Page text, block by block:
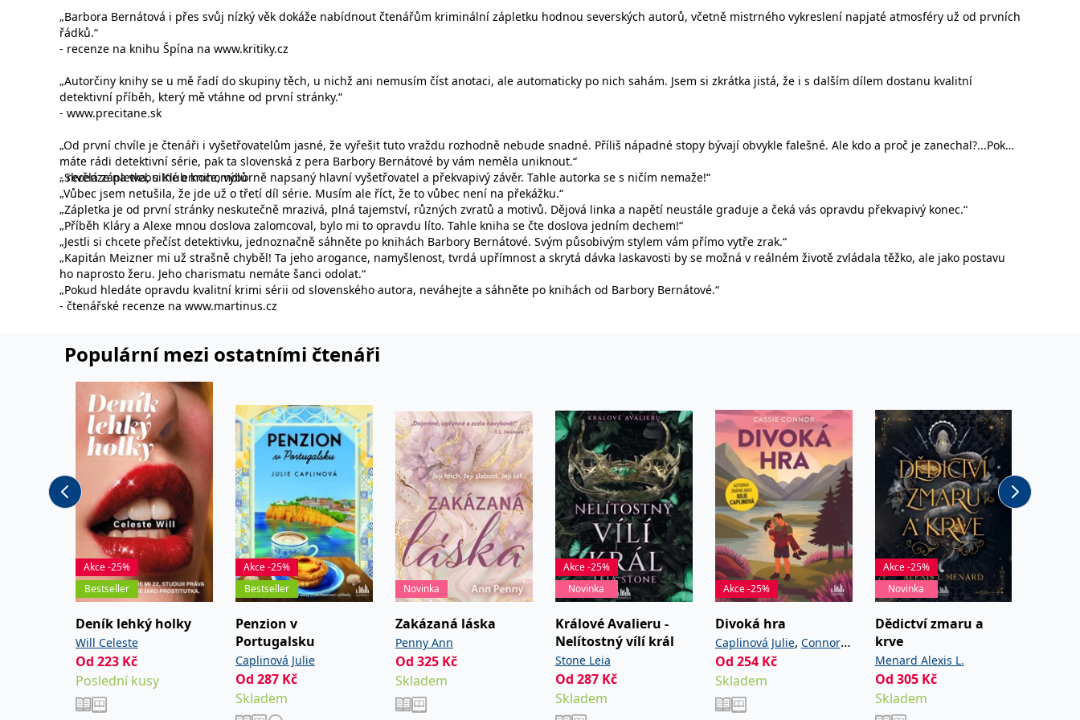
„Barbora Bernátová i přes svůj nízký věk dokáže nabídnout čtenářům kriminální zápletku hodnou severských autorů, včetně mistrného vykreslení napjaté atmosféry už od prvních
řádků.“
- recenze na knihu Špína na www.kritiky.cz
„Autorčiny knihy se u mě řadí do skupiny těch, u nichž ani nemusím číst anotaci, ale automaticky po nich sahám. Jsem si zkrátka jistá, že i s dalším dílem dostanu kvalitní
detektivní příběh, který mě vtáhne od první stránky.“
- www.precitane.sk
„Od první chvíle je čtenáři i vyšetřovatelům jasné, že vyřešit tuto vraždu rozhodně nebude snadné. Příliš nápadné stopy bývají obvykle falešné. Ale kdo a proč je zanechal?...Pokud
máte rádi detektivní série, pak ta slovenská z pera Barbory Bernátové by vám neměla uniknout.“
- recenze na webu Klub knihomolů
„Skvělá zápletka, silné emoce, výborně napsaný hlavní vyšetřovatel a překvapivý závěr. Tahle autorka se s ničím nemaže!“
„Vůbec jsem netušila, že jde už o třetí díl série. Musím ale říct, že to vůbec není na překážku.“
„Zápletka je od první stránky neskutečně mrazivá, plná tajemství, různých zvratů a motivů. Dějová linka a napětí neustále graduje a čeká vás opravdu překvapivý konec.“
„Příběh Kláry a Alexe mnou doslova zalomcoval, bylo mi to opravdu líto. Tahle kniha se čte doslova jedním dechem!“
„Jestli si chcete přečíst detektivku, jednoznačně sáhněte po knihách Barbory Bernátové. Svým působivým stylem vám přímo vytře zrak.“
„Kapitán Meizner mi už strašně chyběl! Ta jeho arogance, namyšlenost, tvrdá upřímnost a skrytá dávka laskavosti by se možná v reálném životě zvládala těžko, ale jako postavu
ho naprosto žeru. Jeho charismatu nemáte šanci odolat.“
„Pokud hledáte opravdu kvalitní krimi sérii od slovenského autora, neváhejte a sáhněte po knihách od Barbory Bernátové.“
- čtenářské recenze na www.martinus.cz
Populární mezi ostatními čtenáři
Akce -25%
Bestseller
Deník lehký holky
Will Celeste
Od 223 Kč
Poslední kusy
Akce -25%
Bestseller
Penzion v
Portugalsku
Caplinová Julie
Od 287 Kč
Skladem
Novinka
Zakázaná láska
Penny Ann
Od 325 Kč
Skladem
Akce -25%
Novinka
Králové Avalieru -
Nelítostný vílí král
Stone Leia
Od 287 Kč
Skladem
Akce -25%
Divoká hra
Caplinová Julie, Connor
Cassie
Od 254 Kč
Skladem
Akce -25%
Novinka
Dědictví zmaru a
krve
Menard Alexis L.
Od 305 Kč
Skladem
Corporation
.grada.cz
MUID
Microsoft
Corporation
1 rok
.seznam.cz 1 měsíc
Toto je velmi běžný název souboru cookie, ale pokud je nalezen jako soubor cookie relace, bude pravděpodobně použit jako pro správu stavu relace.
_gcl_au
Google LLC
MR
Microsoft
Corporation
.c.bing.com
7 dní Toto je soubor cookie první strany společnosti Microsoft MSN, který používáme k měření používání webu pro interní analýzu.
_uetvid
Microsoft
Corporation
.grada.cz
1 rok
Toto je soubor cookie využívaný společností Microsoft Bing Ads a je sledovacím souborem cookie. Umožňuje nám komunikovat s uživatelem, který již dříve navštívil
náš web.
test_cookie
Google LLC
.doubleclick.net
15 minut Tento soubor cookie nastavuje společnost DoubleClick (kterou vlastní společnost Google), aby zjistila, zda prohlížeč návštěvníka webu podporuje soubory cookie.
IDE
Google LLC
.doubleclick.net
1 rok
Tento soubor cookie nastavuje společnost Doubleclick a provádí informace o tom, jak koncový uživatel používá webové stránky a jakoukoli reklamu, kterou koncový
uživatel mohl vidět před návštěvou uvedeného webu.